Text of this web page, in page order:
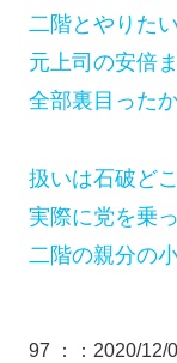
二階とやりた
元上司の安倍
全部裏目ったか
扱いは石破ど
実際に党を乗
二階の親分の
97 ： ：2020/